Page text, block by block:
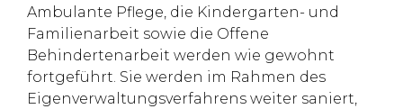
Ambulante Pflege, die Kindergarten- und
Familienarbeit sowie die Offene
Behindertenarbeit werden wie gewohnt
fortgeführt. Sie werden im Rahmen des
Eigenverwaltungsverfahrens weiter saniert,